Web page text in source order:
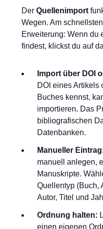
Der Quellenimport
Wegen. Am
Erweiterung: Wenn du
findest, klickst du auf
Import über DOI
DOI eines Artikels
Buches kennst,
importieren. Das
bibliografischen
Datenbanken.
Manueller
manuell anlegen,
Manuskripte.
Quellentyp (Buch,
Autor, Titel und
Ordnung halten:
einen eigenen